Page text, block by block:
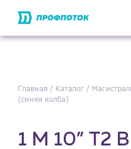
Главная Каталог
(синяя колба)
1 М 10” Т2